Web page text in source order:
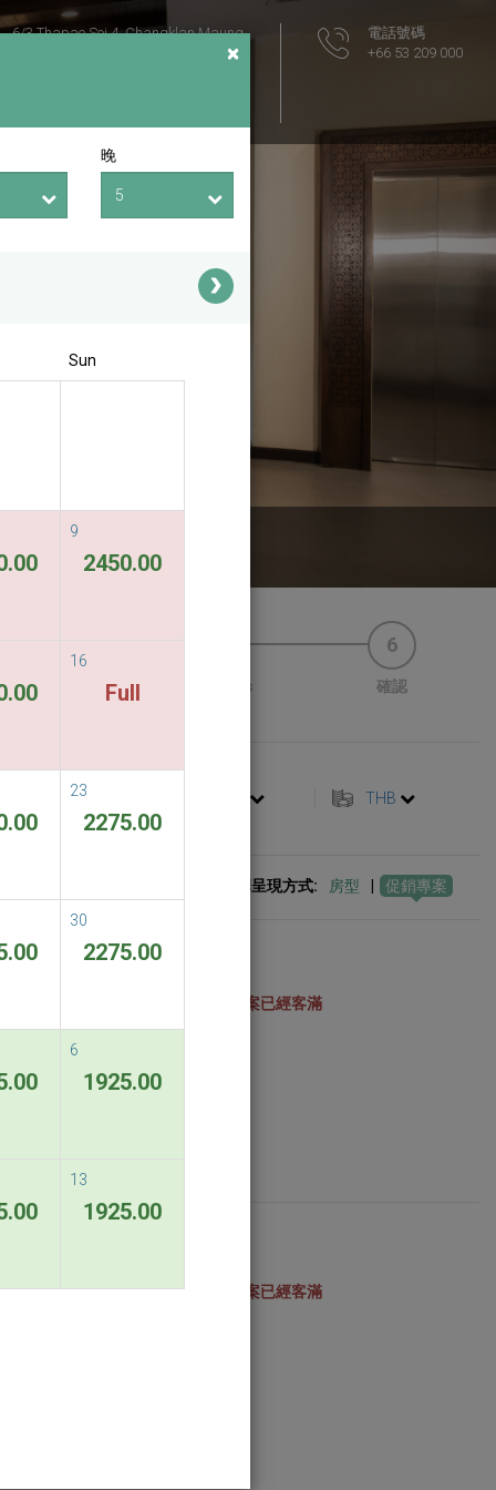
6/3 Thapae Soi 4, Changklan Maung
電話號碼
+66 53 209 000
優惠券 Payments
6
確認
THB
選擇呈現方式: 房型 促銷專案
選擇的日期專案已經客滿
選擇的日期專案已經客滿
×
晚
Sun
9
2450.00
16
Full
23
2275.00
30
2275.00
6
1925.00
13
1925.00